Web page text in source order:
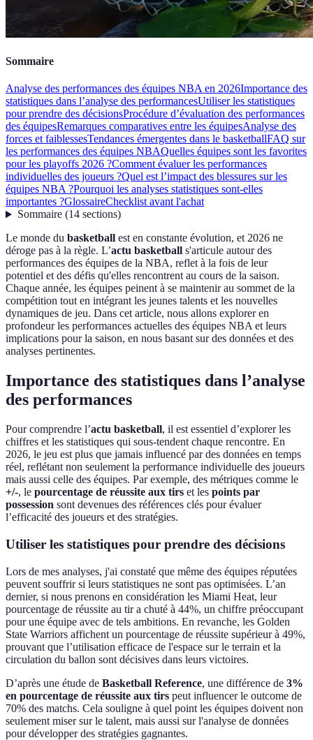
Sommaire
Analyse des performances des équipes NBA en 2026Importance des
statistiques dans l’analyse des performancesUtiliser les statistiques
pour prendre des décisionsProcédure d’évaluation des performances
des équipesRemarques comparatives entre les équipesAnalyse des
forces et faiblessesTendances émergentes dans le basketballFAQ sur
les performances des équipes NBAQuelles équipes sont les favorites
pour les playoffs 2026 ?Comment évaluer les performances
individuelles des joueurs ?Quel est l’impact des blessures sur les
équipes NBA ?Pourquoi les analyses statistiques sont-elles
importantes ?GlossaireChecklist avant l'achat
Sommaire(14 sections)
Le monde du basketball est en constante évolution, et 2026 ne
déroge pas à la règle. L’actu basketball s'articule autour des
performances des équipes de la NBA, reflet à la fois de leur
potentiel et des défis qu'elles rencontrent au cours de la saison.
Chaque année, les équipes peinent à se maintenir au sommet de la
compétition tout en intégrant les jeunes talents et les nouvelles
dynamiques de jeu. Dans cet article, nous allons explorer en
profondeur les performances actuelles des équipes NBA et leurs
implications pour la saison, en nous basant sur des données et des
analyses pertinentes.
Importance des statistiques dans l’analyse
des performances
Pour comprendre l’actu basketball, il est essentiel d’explorer les
chiffres et les statistiques qui sous-tendent chaque rencontre. En
2026, le jeu est plus que jamais influencé par des données en temps
réel, reflétant non seulement la performance individuelle des joueurs
mais aussi celle des équipes. Par exemple, des métriques comme le
+/-, le pourcentage de réussite aux tirs et les points par
possession sont devenues des références clés pour évaluer
l’efficacité des joueurs et des stratégies.
Utiliser les statistiques pour prendre des décisions
Lors de mes analyses, j'ai constaté que même des équipes réputées
peuvent souffrir si leurs statistiques ne sont pas optimisées. L’an
dernier, si nous prenons en considération les Miami Heat, leur
pourcentage de réussite au tir a chuté à 44%, un chiffre préoccupant
pour une équipe avec de tels ambitions. En revanche, les Golden
State Warriors affichent un pourcentage de réussite supérieur à 49%,
prouvant que l’utilisation efficace de l'espace sur le terrain et la
circulation du ballon sont décisives dans leurs victoires.
D’après une étude de Basketball Reference, une différence de 3%
en pourcentage de réussite aux tirs peut influencer le outcome de
70% des matchs. Cela souligne à quel point les équipes doivent non
seulement miser sur le talent, mais aussi sur l'analyse de données
pour développer des stratégies gagnantes.